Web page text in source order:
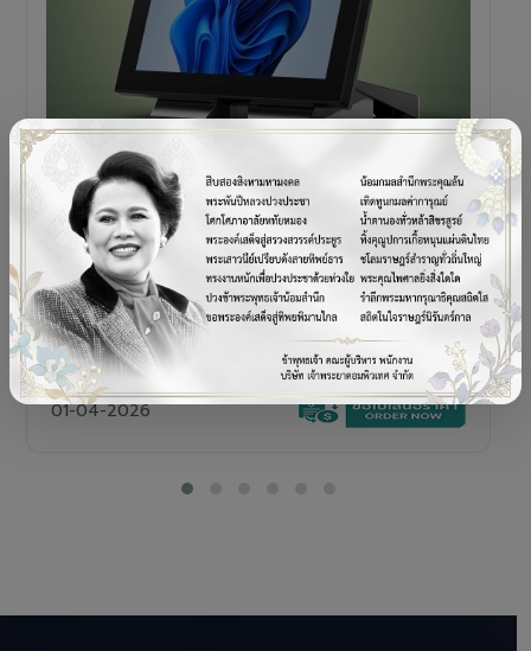
POS TERMINAL
SENOR V+5s
เครื่อง POS All-in-One Touch Screen ดีไซน์พรีเมียม
01-04-2026